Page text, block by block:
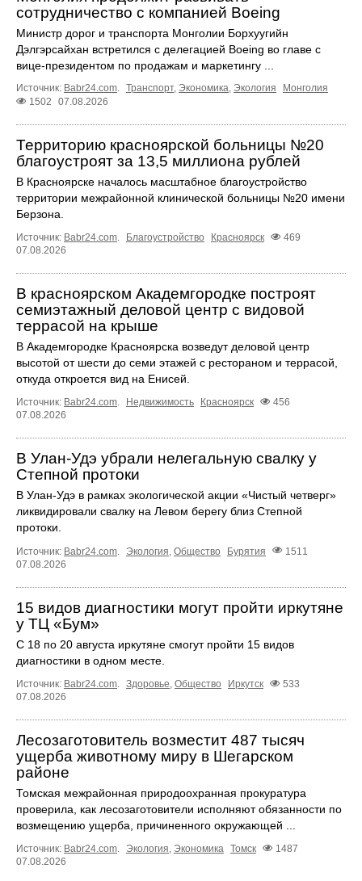
сотрудничество с компанией Boeing
Министр дорог и транспорта Монголии Борхуугийн
Дэлгэрсайхан встретился с делегацией Boeing во главе с
вице-президентом по продажам и маркетингу ...
Источник: Babr24.com. Транспорт, Экономика, Экология
Монголия
1502
07.08.2026
Территорию красноярской больницы №20
благоустроят за 13,5 миллиона рублей
В Красноярске началось масштабное благоустройство
территории межрайонной клинической больницы №20 имени
Берзона.
Источник: Babr24.com. Благоустройство Красноярск
469
07.08.2026
В красноярском Академгородке построят
семиэтажный деловой центр с видовой
террасой на крыше
В Академгородке Красноярска возведут деловой центр
высотой от шести до семи этажей с рестораном и террасой,
откуда откроется вид на Енисей.
Источник: Babr24.com. Недвижимость Красноярск
456
07.08.2026
В Улан-Удэ убрали нелегальную свалку у
Степной протоки
В Улан-Удэ в рамках экологической акции «Чистый четверг»
ликвидировали свалку на Левом берегу близ Степной
протоки.
Источник: Babr24.com Экология Общество Бурятия
1511
07.08.2026
15 видов диагностики могут пройти иркутяне
у ТЦ «Бум»
С 18 по 20 августа иркутяне смогут пройти 15 видов
диагностики в одном месте.
Источник: Babr24.com Здоровье Общество Иркутск
533
07.08.2026
Лесозаготовитель возместит 487 тысяч
ущерба животному миру в Шегарском
районе
Томская межрайонная природоохранная прокуратура
проверила, как лесозаготовители исполняют обязанности по
возмещению ущерба, причиненного окружающей ...
Источник: Babr24.com Экология Экономика Томск
1487
07.08.2026